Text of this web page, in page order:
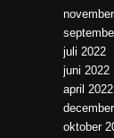
juli 2022
juni 2022
april 2022
oktober